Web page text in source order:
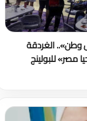
وطن».. الغردقة
مصر» للبولينج